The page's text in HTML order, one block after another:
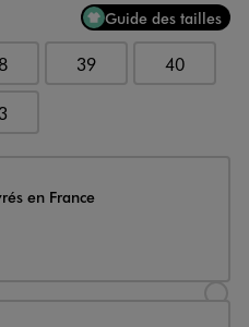
Guide des tailles
39 40
en France